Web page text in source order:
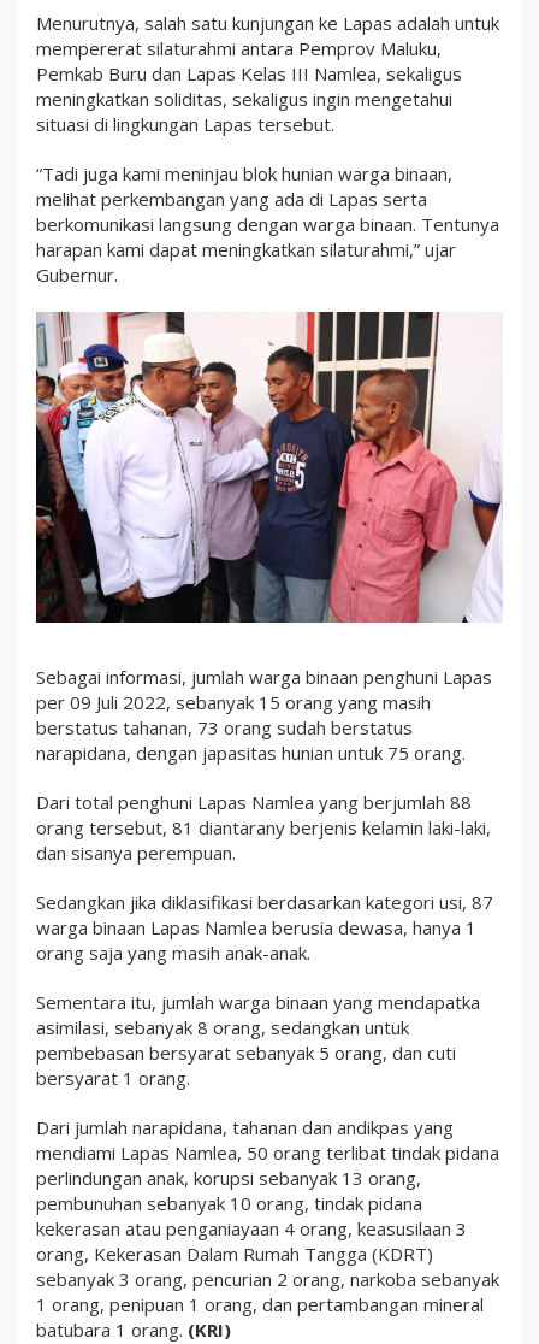
Menurutnya, salah satu kunjungan ke Lapas adalah untuk
mempererat silaturahmi antara Pemprov Maluku,
Pemkab Buru dan Lapas Kelas III Namlea, sekaligus
meningkatkan soliditas, sekaligus ingin mengetahui
situasi di lingkungan Lapas tersebut.
“Tadi juga kami meninjau blok hunian warga binaan,
melihat perkembangan yang ada di Lapas serta
berkomunikasi langsung dengan warga binaan. Tentunya
harapan kami dapat meningkatkan silaturahmi,” ujar
Gubernur.
Sebagai informasi, jumlah warga binaan penghuni Lapas
per 09 Juli 2022, sebanyak 15 orang yang masih
berstatus tahanan, 73 orang sudah berstatus
narapidana, dengan japasitas hunian untuk 75 orang.
Dari total penghuni Lapas Namlea yang berjumlah 88
orang tersebut, 81 diantarany berjenis kelamin laki-laki,
dan sisanya perempuan.
Sedangkan jika diklasifikasi berdasarkan kategori usi, 87
warga binaan Lapas Namlea berusia dewasa, hanya 1
orang saja yang masih anak-anak.
Sementara itu, jumlah warga binaan yang mendapatka
asimilasi, sebanyak 8 orang, sedangkan untuk
pembebasan bersyarat sebanyak 5 orang, dan cuti
bersyarat 1 orang.
Dari jumlah narapidana, tahanan dan andikpas yang
mendiami Lapas Namlea, 50 orang terlibat tindak pidana
perlindungan anak, korupsi sebanyak 13 orang,
pembunuhan sebanyak 10 orang, tindak pidana
kekerasan atau penganiayaan 4 orang, keasusilaan 3
orang, Kekerasan Dalam Rumah Tangga (KDRT)
sebanyak 3 orang, pencurian 2 orang, narkoba sebanyak
1 orang, penipuan 1 orang, dan pertambangan mineral
batubara 1 orang. (KRI)